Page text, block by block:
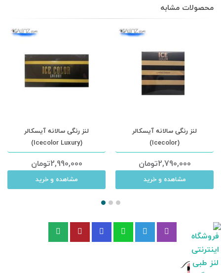
محصولات مشابه
لنز رنگی سالانه آیسکالر
(Icecolor Luxury)
2,990,000تومان
مشاهده و خرید
لنز رنگی سالانه آیسکالر
(Icecolor)
2,790,000تومان
مشاهده و خرید